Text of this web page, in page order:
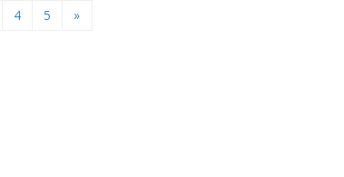
4 5 »